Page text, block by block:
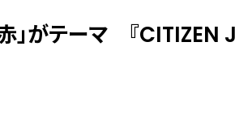
」がテーマ 『CITIZEN